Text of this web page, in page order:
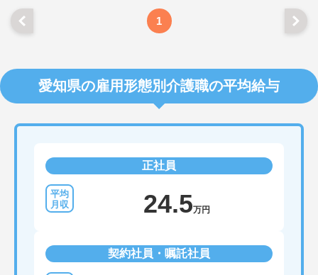
1
愛知県の雇用形態別介護職の平均給与
正社員
24.5万円
契約社員・嘱託社員